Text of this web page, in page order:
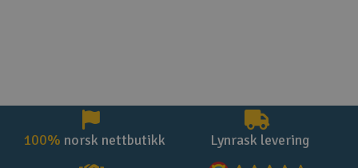
varer
egne
spesifike
varer
spesifike
100% norsk nettbutikk Lynrask levering